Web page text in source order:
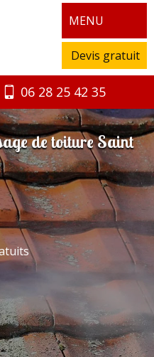
MENU
Devis gratuit
06 28 25 42 35
de toiture Saint